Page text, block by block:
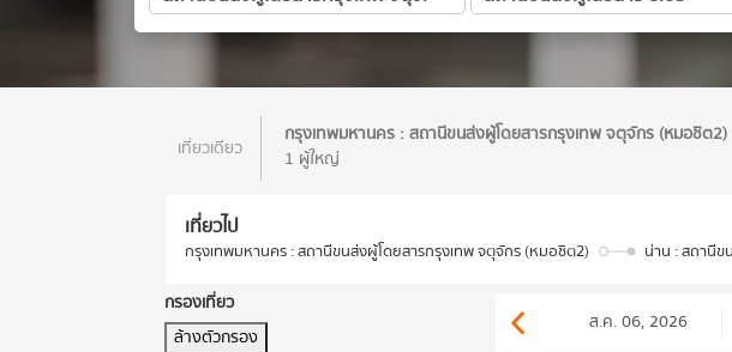
เที่ยวเดียว
กรุงเทพมหานคร : สถานีขนส่งผู้โดยสารกรุงเทพ จตุจักร (หมอชิต2)
1 ผู้ใหญ่
เที่ยวไป
กรุงเทพมหานคร : สถานีขนส่งผู้โดยสารกรุงเทพ จตุจักร (หมอชิต2) น่าน : สถานีข
กรองเที่ยว
ล้างตัวกรอง
ส.ค. 06, 2026